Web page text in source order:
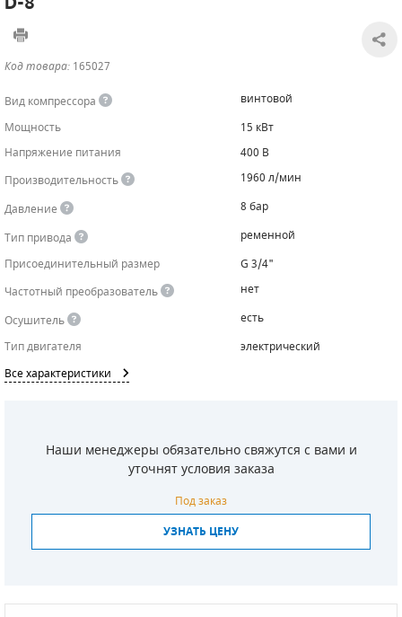
Код товара: 165027
Вид компрессора
винтовой
Мощность
15 кВт
Напряжение питания
400 В
Производительность
1960 л/мин
Давление
8 бар
Тип привода
ременной
Присоединительный размер
G 3/4"
Частотный преобразователь
нет
Осушитель
есть
Тип двигателя
электрический
Все характеристики
Наши менеджеры обязательно свяжутся с вами и
уточнят условия заказа
Под заказ
УЗНАТЬ ЦЕНУ
САДОВАЯ ТЕХНИКА
ЧИЛЛЕРЫ
КАНАЛИЗАЦИОННЫЕ НАСОСЫ
БЕНЗИНОВЫЕ МОТОПОМПЫ
ТАЛИ И ТЕЛЬФЕРЫ
ОСВЕТИТЕЛЬНЫЕ МАЧТЫ
КОНТРОЛЛЕРЫ (БЛОКИ УПРАВЛЕНИЯ)
ПРЕДОХРАНИТЕЛЬНЫЕ КЛАПАНЫ
ОБРАТНЫЕ КЛАПАНЫ
РЕЛЕ ДАВЛЕНИЯ ДЛЯ ДЛЯ КОМПРЕССОРОВ
ДАТЧИКИ
РУКАВА ВЫСОКОГО ДАВЛЕНИЯ (РВД)
ЗАПЧАСТИ ДЛЯ ВИНТОВЫХ КОМПРЕССОРОВ
ФИЛЬТРОВ
ДИЗЕЛЬНЫЕ ДВИГАТЕЛИ